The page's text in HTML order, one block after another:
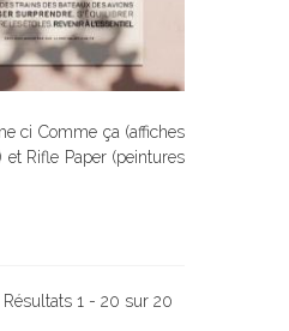
ci Comme ça (affiches
Rifle Paper (peintures
Résultats 1 - 20 sur 20